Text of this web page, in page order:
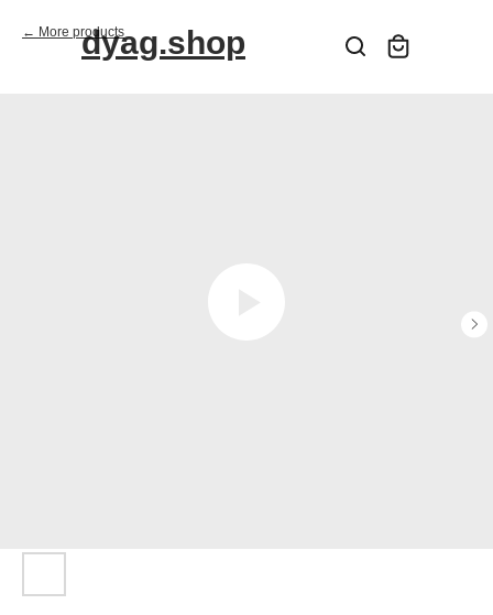
dyag.shop
More products